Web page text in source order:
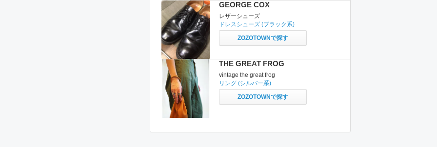
GEORGE COX
レザーシューズ
ドレスシューズ (ブラック系)
ZOZOTOWNで探す
THE GREAT FROG
vintage the great frog
リング (シルバー系)
ZOZOTOWNで探す